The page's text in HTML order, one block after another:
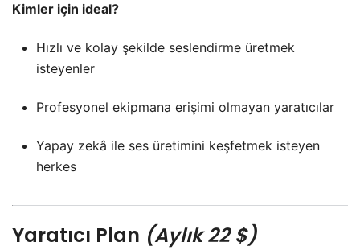
Kimler için ideal?
Hızlı ve kolay şekilde seslendirme üretmek
isteyenler
Profesyonel ekipmana erişimi olmayan yaratıcılar
Yapay zekâ ile ses üretimini keşfetmek isteyen
herkes
Yaratıcı Plan (Aylık 22 $)